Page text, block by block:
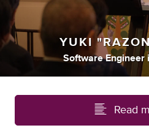
YUKI
Software Engineer
Read